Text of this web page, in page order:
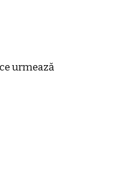
urmează